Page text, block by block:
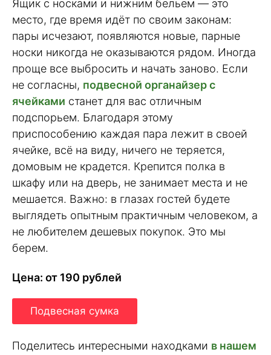
Ящик с носками и нижним бельем — это
место, где время идёт по своим законам:
пары исчезают, появляются новые, парные
носки никогда не оказываются рядом. Иногда
проще все выбросить и начать заново. Если
не согласны, подвесной органайзер с
ячейками станет для вас отличным
подспорьем. Благодаря этому
приспособению каждая пара лежит в своей
ячейке, всё на виду, ничего не теряется,
домовым не крадется. Крепится полка в
шкафу или на дверь, не занимает места и не
мешается. Важно: в глазах гостей будете
выглядеть опытным практичным человеком, а
не любителем дешевых покупок. Это мы
берем.
Цена: от 190 рублей
Подвесная сумка
Поделитесь интересными находками в нашем